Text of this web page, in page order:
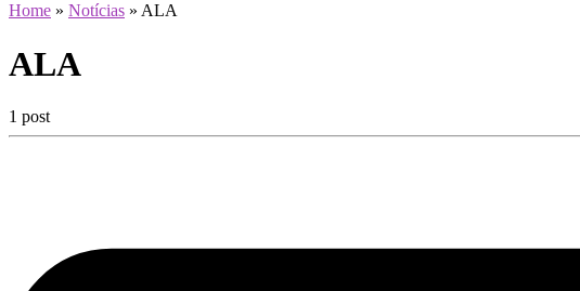
Home » Notícias » ALA
ALA
1 post